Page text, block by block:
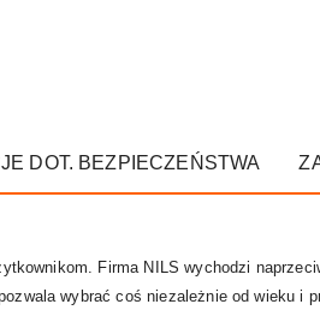
DOT. BEZPIECZEŃSTWA
Firma NILS wychodzi
wybrać coś niezależnie od wieku i